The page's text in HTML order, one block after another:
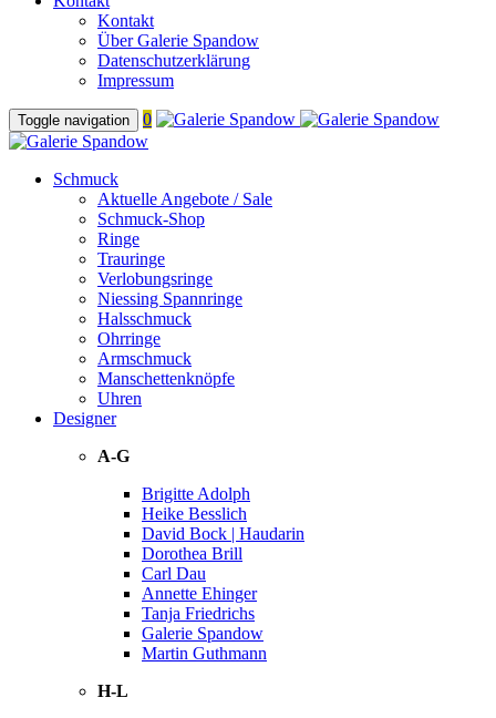
Kontakt
Über Galerie Spandow
Datenschutzerklärung
Impressum
Toggle navigation 0
Schmuck
Aktuelle Angebote / Sale
Schmuck-Shop
Ringe
Trauringe
Verlobungsringe
Niessing Spannringe
Halsschmuck
Ohrringe
Armschmuck
Manschettenknöpfe
Uhren
Designer
A-G
Brigitte Adolph
Heike Besslich
David Bock | Haudarin
Dorothea Brill
Carl Dau
Annette Ehinger
Tanja Friedrichs
Galerie Spandow
Martin Guthmann
H-L